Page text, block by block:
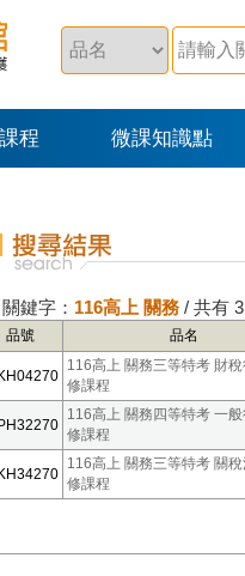
程 微課知識點
關鍵字： 116高上 關務/ 共有 3
品號 品名
116高上 關務三等特考 財稅
修課程
116高上 關務四等特考 一般
修課程
116高上 關務三等特考 關稅
修課程